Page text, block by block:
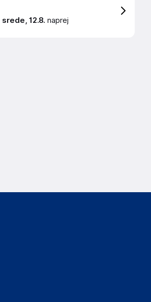
srede, 12.8. naprej